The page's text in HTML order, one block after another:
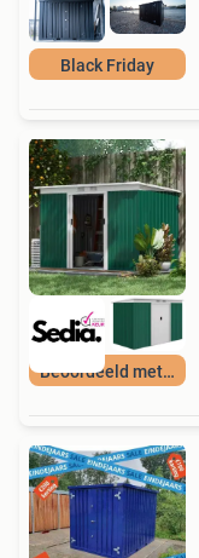
Black Friday
Beoordeeld met 9+